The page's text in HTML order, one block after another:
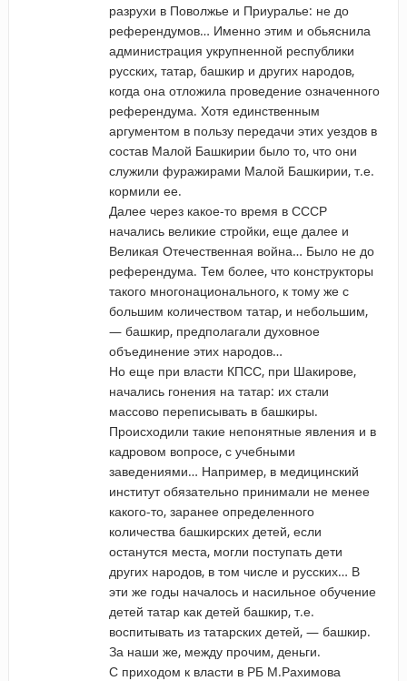
разрухи в Поволжье и Приуралье: не до
референдумов… Именно этим и обьяснила
администрация укрупненной республики
русских, татар, башкир и других народов,
когда она отложила проведение означенного
референдума. Хотя единственным
аргументом в пользу передачи этих уездов в
состав Малой Башкирии было то, что они
служили фуражирами Малой Башкирии, т.е.
кормили ее.
Далее через какое-то время в СССР
начались великие стройки, еще далее и
Великая Отечественная война… Было не до
референдума. Тем более, что конструкторы
такого многонационального, к тому же с
большим количеством татар, и небольшим,
— башкир, предполагали духовное
объединение этих народов…
Но еще при власти КПСС, при Шакирове,
начались гонения на татар: их стали
массово переписывать в башкиры.
Происходили такие непонятные явления и в
кадровом вопросе, с учебными
заведениями… Например, в медицинский
институт обязательно принимали не менее
какого-то, заранее определенного
количества башкирских детей, если
останутся места, могли поступать дети
других народов, в том числе и русских… В
эти же годы началось и насильное обучение
детей татар как детей башкир, т.е.
воспитывать из татарских детей, — башкир.
За наши же, между прочим, деньги.
С приходом к власти в РБ М.Рахимова